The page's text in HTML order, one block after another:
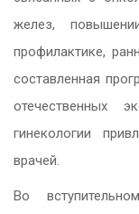
желез,
профилактике,
составленная
отечественных
гинекологии
врачей.
Во